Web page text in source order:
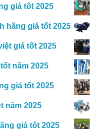
giá tốt 2025
hãng giá tốt 2025
giá tốt 2025
năm 2025
giá tốt 2025
năm 2025
giá tốt 2025